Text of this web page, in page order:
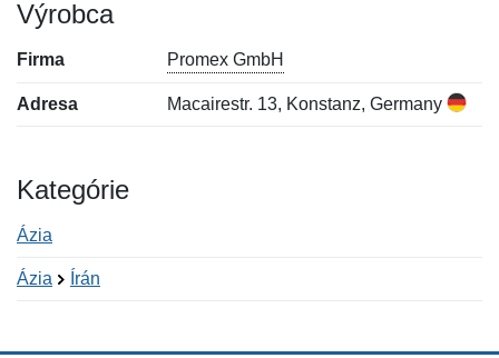
Výrobca
Firma Promex GmbH
Adresa Macairestr. 13, Konstanz, Germany
Kategórie
Ázia
Ázia Írán